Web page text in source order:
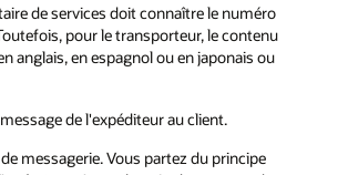
de services doit connaître le numéro
pour le transporteur, le contenu
anglais, en espagnol ou en japonais ou
de l'expéditeur au client.
messagerie. Vous partez du principe